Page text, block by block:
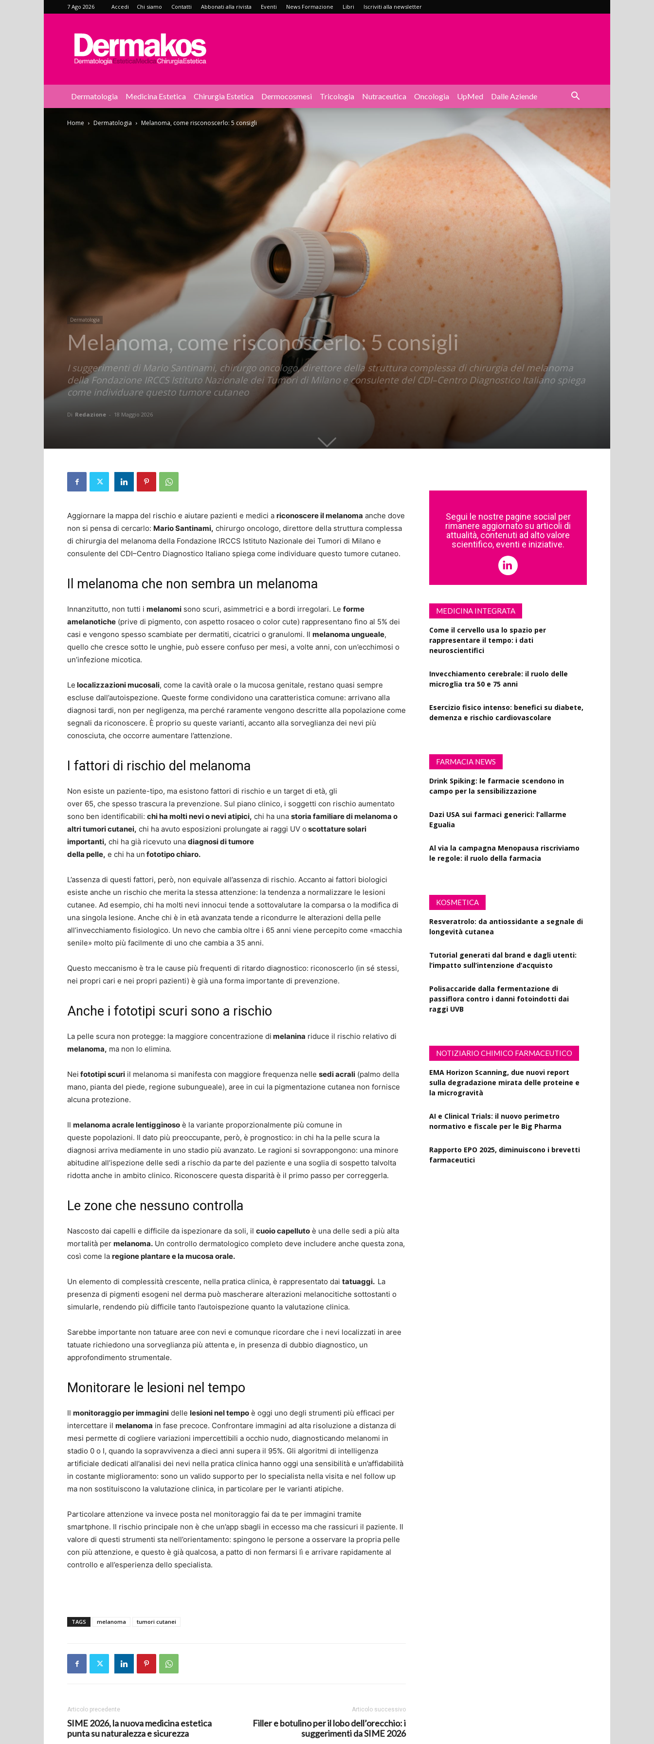
7 Ago 2026 Accedi Chi siamo Contatti Abbonati alla rivista Eventi News Formazione Libri Iscriviti alla newsletter
Dermakos
Dermatologia Medicina Estetica Chirurgia Estetica Dermocosmesi Tricologia Nutraceutica Oncologia UpMed Dalle Aziende
Home Dermatologia Melanoma, come risconoscerlo: 5 consigli
Dermatologia
Melanoma, come risconoscerlo: 5 consigli
I suggerimenti di Mario Santinami, chirurgo oncologo, direttore della struttura complessa di chirurgia del melanoma
della Fondazione IRCCS Istituto Nazionale dei Tumori di Milano e consulente del CDI–Centro Diagnostico Italiano spiega
come individuare questo tumore cutaneo
Di Redazione - 18 Maggio 2026
Aggiornare la mappa del rischio e aiutare pazienti e medici a riconoscere il melanoma anche dove
non si pensa di cercarlo: Mario Santinami, chirurgo oncologo, direttore della struttura complessa
di chirurgia del melanoma della Fondazione IRCCS Istituto Nazionale dei Tumori di Milano e
consulente del CDI–Centro Diagnostico Italiano spiega come individuare questo tumore cutaneo.
Il melanoma che non sembra un melanoma
Innanzitutto, non tutti i melanomi sono scuri, asimmetrici e a bordi irregolari. Le forme
amelanotiche (prive di pigmento, con aspetto rosaceo o color cute) rappresentano fino al 5% dei
casi e vengono spesso scambiate per dermatiti, cicatrici o granulomi. Il melanoma ungueale,
quello che cresce sotto le unghie, può essere confuso per mesi, a volte anni, con un’ecchimosi o
un’infezione micotica.
Le localizzazioni mucosali, come la cavità orale o la mucosa genitale, restano quasi sempre
escluse dall’autoispezione. Queste forme condividono una caratteristica comune: arrivano alla
diagnosi tardi, non per negligenza, ma perché raramente vengono descritte alla popolazione come
segnali da riconoscere. È proprio su queste varianti, accanto alla sorveglianza dei nevi più
conosciuta, che occorre aumentare l’attenzione.
I fattori di rischio del melanoma
Non esiste un paziente-tipo, ma esistono fattori di rischio e un target di età, gli
over 65, che spesso trascura la prevenzione. Sul piano clinico, i soggetti con rischio aumentato
sono ben identificabili: chi ha molti nevi o nevi atipici, chi ha una storia familiare di melanoma o
altri tumori cutanei, chi ha avuto esposizioni prolungate ai raggi UV o scottature solari
importanti, chi ha già ricevuto una diagnosi di tumore
della pelle, e chi ha un fototipo chiaro.
L’assenza di questi fattori, però, non equivale all’assenza di rischio. Accanto ai fattori biologici
esiste anche un rischio che merita la stessa attenzione: la tendenza a normalizzare le lesioni
cutanee. Ad esempio, chi ha molti nevi innocui tende a sottovalutare la comparsa o la modifica di
una singola lesione. Anche chi è in età avanzata tende a ricondurre le alterazioni della pelle
all’invecchiamento fisiologico. Un nevo che cambia oltre i 65 anni viene percepito come «macchia
senile» molto più facilmente di uno che cambia a 35 anni.
Questo meccanismo è tra le cause più frequenti di ritardo diagnostico: riconoscerlo (in sé stessi,
nei propri cari e nei propri pazienti) è già una forma importante di prevenzione.
Anche i fototipi scuri sono a rischio
La pelle scura non protegge: la maggiore concentrazione di melanina riduce il rischio relativo di
melanoma, ma non lo elimina.
Nei fototipi scuri il melanoma si manifesta con maggiore frequenza nelle sedi acrali (palmo della
mano, pianta del piede, regione subungueale), aree in cui la pigmentazione cutanea non fornisce
alcuna protezione.
Il melanoma acrale lentigginoso è la variante proporzionalmente più comune in
queste popolazioni. Il dato più preoccupante, però, è prognostico: in chi ha la pelle scura la
diagnosi arriva mediamente in uno stadio più avanzato. Le ragioni si sovrappongono: una minore
abitudine all’ispezione delle sedi a rischio da parte del paziente e una soglia di sospetto talvolta
ridotta anche in ambito clinico. Riconoscere questa disparità è il primo passo per correggerla.
Le zone che nessuno controlla
Nascosto dai capelli e difficile da ispezionare da soli, il cuoio capelluto è una delle sedi a più alta
mortalità per melanoma. Un controllo dermatologico completo deve includere anche questa zona,
così come la regione plantare e la mucosa orale.
Un elemento di complessità crescente, nella pratica clinica, è rappresentato dai tatuaggi. La
presenza di pigmenti esogeni nel derma può mascherare alterazioni melanocitiche sottostanti o
simularle, rendendo più difficile tanto l’autoispezione quanto la valutazione clinica.
Sarebbe importante non tatuare aree con nevi e comunque ricordare che i nevi localizzati in aree
tatuate richiedono una sorveglianza più attenta e, in presenza di dubbio diagnostico, un
approfondimento strumentale.
Monitorare le lesioni nel tempo
Il monitoraggio per immagini delle lesioni nel tempo è oggi uno degli strumenti più efficaci per
intercettare il melanoma in fase precoce. Confrontare immagini ad alta risoluzione a distanza di
mesi permette di cogliere variazioni impercettibili a occhio nudo, diagnosticando melanomi in
stadio 0 o I, quando la sopravvivenza a dieci anni supera il 95%. Gli algoritmi di intelligenza
artificiale dedicati all’analisi dei nevi nella pratica clinica hanno oggi una sensibilità e un’affidabilità
in costante miglioramento: sono un valido supporto per lo specialista nella visita e nel follow up
ma non sostituiscono la valutazione clinica, in particolare per le varianti atipiche.
Particolare attenzione va invece posta nel monitoraggio fai da te per immagini tramite
smartphone. Il rischio principale non è che un’app sbagli in eccesso ma che rassicuri il paziente. Il
valore di questi strumenti sta nell’orientamento: spingono le persone a osservare la propria pelle
con più attenzione, e questo è già qualcosa, a patto di non fermarsi lì e arrivare rapidamente al
controllo e all’esperienza dello specialista.
TAGS melanoma tumori cutanei
Articolo precedente
SIME 2026, la nuova medicina estetica
punta su naturalezza e sicurezza
Articolo successivo
Filler e botulino per il lobo dell’orecchio: i
suggerimenti da SIME 2026
Segui le nostre pagine social per
rimanere aggiornato su articoli di
attualità, contenuti ad alto valore
scientifico, eventi e iniziative.
MEDICINA INTEGRATA
Come il cervello usa lo spazio per
rappresentare il tempo: i dati
neuroscientifici
Invecchiamento cerebrale: il ruolo delle
microglia tra 50 e 75 anni
Esercizio fisico intenso: benefici su diabete,
demenza e rischio cardiovascolare
FARMACIA NEWS
Drink Spiking: le farmacie scendono in
campo per la sensibilizzazione
Dazi USA sui farmaci generici: l’allarme
Egualia
Al via la campagna Menopausa riscriviamo
le regole: il ruolo della farmacia
KOSMETICA
Resveratrolo: da antiossidante a segnale di
longevità cutanea
Tutorial generati dal brand e dagli utenti:
l’impatto sull’intenzione d’acquisto
Polisaccaride dalla fermentazione di
passiflora contro i danni fotoindotti dai
raggi UVB
NOTIZIARIO CHIMICO FARMACEUTICO
EMA Horizon Scanning, due nuovi report
sulla degradazione mirata delle proteine e
la microgravità
AI e Clinical Trials: il nuovo perimetro
normativo e fiscale per le Big Pharma
Rapporto EPO 2025, diminuiscono i brevetti
farmaceutici